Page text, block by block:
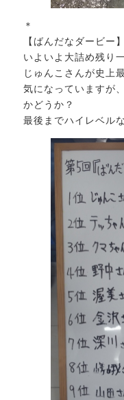
＊
【ばんだなダービー
いよいよ大詰め残り
じゅんこさんが史上
気になっていますが
かどうか？
最後までハイレベル